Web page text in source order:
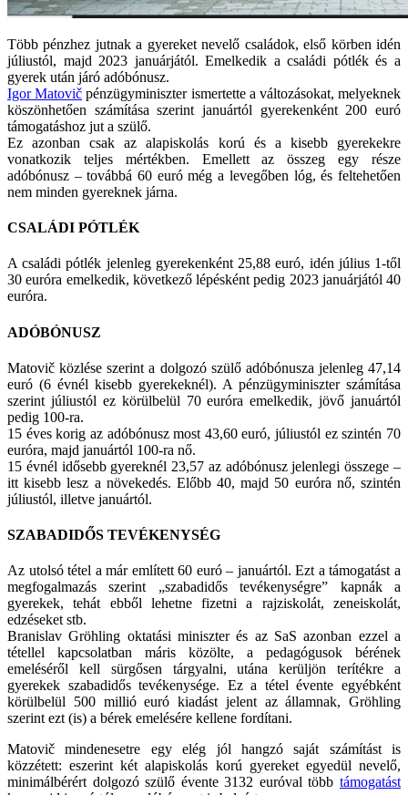
Több pénzhez jutnak a gyereket nevelő családok, első körben idén
júliustól, majd 2023 januárjától. Emelkedik a családi pótlék és a
gyerek után járó adóbónusz.
Igor Matovič pénzügyminiszter ismertette a változásokat, melyeknek
köszönhetően számítása szerint januártól gyerekenként 200 euró
támogatáshoz jut a szülő.
Ez azonban csak az alapiskolás korú és a kisebb gyerekekre
vonatkozik teljes mértékben. Emellett az összeg egy része
adóbónusz – továbbá 60 euró még a levegőben lóg, és feltehetően
nem minden gyereknek járna.
CSALÁDI PÓTLÉK
A családi pótlék jelenleg gyerekenként 25,88 euró, idén július 1-től
30 euróra emelkedik, következő lépésként pedig 2023 januárjától 40
euróra.
ADÓBÓNUSZ
Matovič közlése szerint a dolgozó szülő adóbónusza jelenleg 47,14
euró (6 évnél kisebb gyerekeknél). A pénzügyminiszter számítása
szerint júliustól ez körülbelül 70 euróra emelkedik, jövő januártól
pedig 100-ra.
15 éves korig az adóbónusz most 43,60 euró, júliustól ez szintén 70
euróra, majd januártól 100-ra nő.
15 évnél idősebb gyereknél 23,57 az adóbónusz jelenlegi összege –
itt kisebb lesz a növekedés. Előbb 40, majd 50 euróra nő, szintén
júliustól, illetve januártól.
SZABADIDŐS TEVÉKENYSÉG
Az utolsó tétel a már említett 60 euró – januártól. Ezt a támogatást a
megfogalmazás szerint „szabadidős tevékenységre” kapnák a
gyerekek, tehát ebből lehetne fizetni a rajziskolát, zeneiskolát,
edzéseket stb.
Branislav Gröhling oktatási miniszter és az SaS azonban ezzel a
tétellel kapcsolatban máris közölte, a pedagógusok bérének
emeléséről kell sürgősen tárgyalni, utána kerüljön terítékre a
gyerekek szabadidős tevékenysége. Ez a tétel évente egyébként
körülbelül 500 millió euró kiadást jelent az államnak, Gröhling
szerint ezt (is) a bérek emelésére kellene fordítani.
Matovič mindenesetre egy elég jól hangzó saját számítást is
közzétett: eszerint két alapiskolás korú gyereket egyedül nevelő,
minimálbérért dolgozó szülő évente 3132 euróval több támogatást